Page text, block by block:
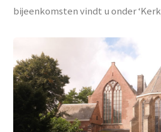
bijeenkomsten vindt u onder